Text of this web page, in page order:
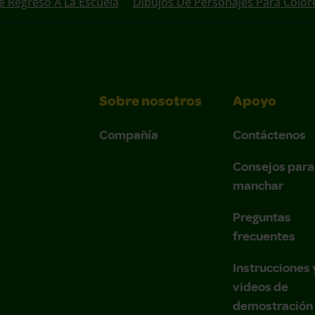
Sobre nosotros
Compañía
Apoyo
Contáctenos
Consejos para
manchar
Preguntas
frecuentes
Instrucciones
videos de
demostración